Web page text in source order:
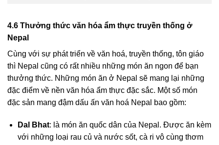
4.6 Thưởng thức văn hóa ẩm thực truyền thống ở
Nepal
Cùng với sự phát triển về văn hoá, truyền thống, tôn giáo
thì Nepal cũng có rất nhiều những món ăn ngon để bạn
thưởng thức. Những món ăn ở Nepal sẽ mang lại những
đặc điểm về nền văn hóa ẩm thực đặc sắc. Một số món
đặc sản mang đậm dấu ấn văn hoá Nepal bao gồm:
Dal Bhat: là món ăn quốc dân của Nepal. Được ăn kèm
với những loại rau củ và nước sốt, cà ri vô cùng thơm